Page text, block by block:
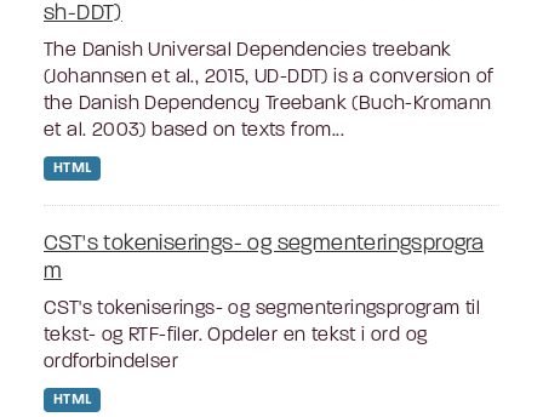
sh-DDT)
The Danish Universal Dependencies treebank
(Johannsen et al., 2015, UD-DDT) is a conversion of
the Danish Dependency Treebank (Buch-Kromann
et al. 2003) based on texts from...
HTML
CST's tokeniserings- og segmenteringsprogra
m
CST's tokeniserings- og segmenteringsprogram til
tekst- og RTF-filer. Opdeler en tekst i ord og
ordforbindelser
HTML